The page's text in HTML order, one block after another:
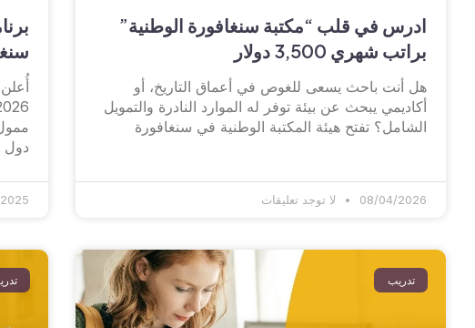
ادرس في قلب “مكتبة سنغافورة الوطنية”
براتب شهري 3,500 دولار
هل أنت باحث يسعى للغوص في أعماق التاريخ، أو
أكاديمي يبحث عن بيئة توفر له الموارد النادرة والتمويل
الشامل؟ تفتح هيئة المكتبة الوطنية في سنغافورة
08/04/2026 لا توجد تعليقات
دول
تدريب